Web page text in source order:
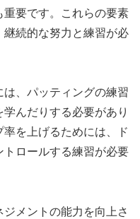
要です。これらの要素
継続的な努力と練習が必
、パッティングの練習
んだりする必要があり
を上げるためには、ド
ロールする練習が必要
メントの能力を向上さ